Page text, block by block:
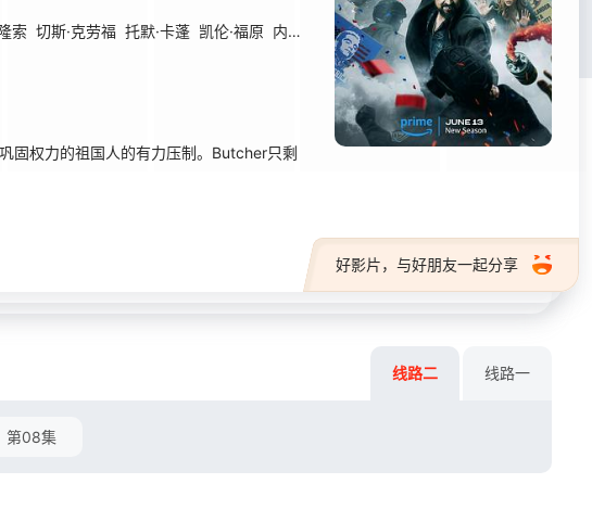
索 切斯·克劳福 托默·卡蓬 凯伦·福原 内森·米切尔 蔻碧·米纳菲 克劳迪娅·多米特
权力的祖国人的有力压制。Butcher只剩
好影片，与好朋友一起分享
线路二 线路一
第08集